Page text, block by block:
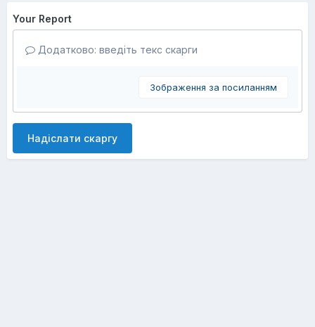
Your Report
Додатково: введіть текс скарги
Зображення за посиланням
Надіслати скаргу